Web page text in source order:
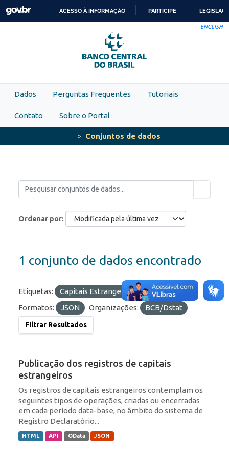
Skip to main content
PARA
O
CONTEÚDO
ACESSO À INFORMAÇÃO PARTICIPE
ENGLISH
Dados Perguntas Frequentes Tutoriais
Contato Sobre o Portal
Conjuntos de dados
Ordenar por
1 conjunto de dados encontrado
Etiquetas: Capitais Estrangeiros IED
ROF
Formatos:
JSON Organizações: BCB/Dstat
Filtrar Resultados
Publicação dos registros de capitais
estrangeiros
Os registros de capitais estrangeiros contemplam os
seguintes tipos de operações, criadas ou encerradas
em cada período data-base, no âmbito do sistema de
Registro Declaratório...
HTML API OData JSON